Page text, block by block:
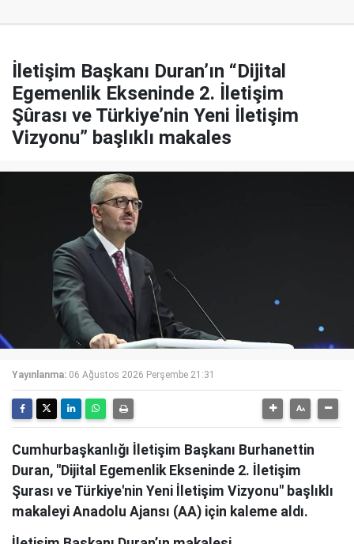
İletişim Başkanı Duran’ın “Dijital
Egemenlik Ekseninde 2. İletişim
Şûrası ve Türkiye’nin Yeni İletişim
Vizyonu” başlıklı makales
Yayınlanma: 06 Ağustos 2026 Perşembe 21:31
Cumhurbaşkanlığı İletişim Başkanı Burhanettin
Duran, "Dijital Egemenlik Ekseninde 2. İletişim
Şurası ve Türkiye'nin Yeni İletişim Vizyonu" başlıklı
makaleyi Anadolu Ajansı (AA) için kaleme aldı.